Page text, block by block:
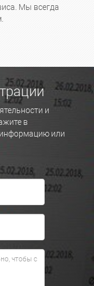
Мы всегда
и
в
или